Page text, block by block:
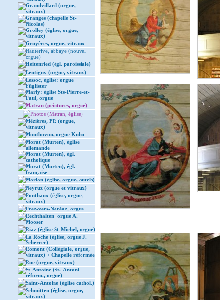
Grandvillard (orgue,
vitraux)
Granges (chapelle St-
Nicolas)
Grolley (église, orgue,
vitraux)
Gruyères, orgue, vitraux
Hauterive, abbaye (nouvel
orgue)
Heitenried (égl. paroissiale)
Lentigny (orgue, vitraux)
Lessoc, église: orgue
Füglister
Marly: église Sts-Pierre-et-
Paul, orgue
Matran (peintures, orgue)
Photos (Matran, église)
Mézières, FR (orgue,
vitraux)
Montbovon, orgue Kuhn
Morat (Murten), église
allemande
Morat (Murten), égl.
catholique
Morat (Murten), égl.
française
Morlon (église, orgue, autels)
Neyruz (orgue et vitraux)
Ponthaux (église, orgue,
vitraux)
Prez-vers-Noréaz, orgue
Rechthalten: orgue A.
Mooser
Riaz (église St-Michel, orgue)
La Roche (église, orgue J.
Scherrer)
Romont (Collégiale, orgue,
vitraux) + Chapelle réformée
Rue (orgue, vitraux)
St-Antoine (St.-Antoni
réform., orgue)
Saint-Antoine (église cathol.)
Schmitten (église, orgue,
vitraux)